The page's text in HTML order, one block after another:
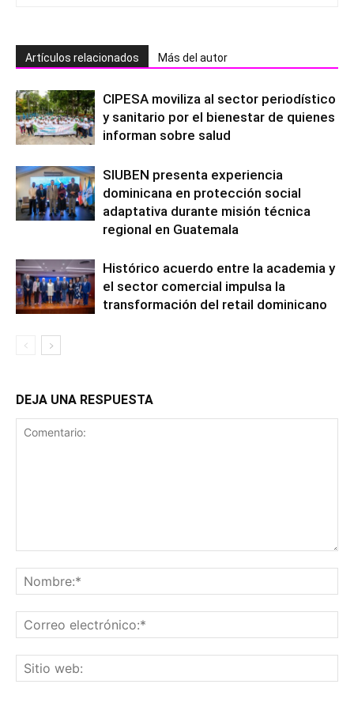
Artículos relacionados Más del autor
CIPESA moviliza al sector periodístico
y sanitario por el bienestar de quienes
informan sobre salud
SIUBEN presenta experiencia
dominicana en protección social
adaptativa durante misión técnica
regional en Guatemala
Histórico acuerdo entre la academia y
el sector comercial impulsa la
transformación del retail dominicano
DEJA UNA RESPUESTA